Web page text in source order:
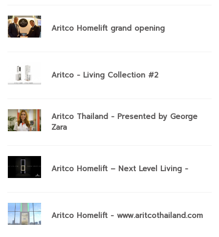
Aritco Homelift grand opening
Aritco - Living Collection #2
Aritco Thailand - Presented by George
Zara
Aritco Homelift – Next Level Living -
Aritco Homelift - www.aritcothailand.com